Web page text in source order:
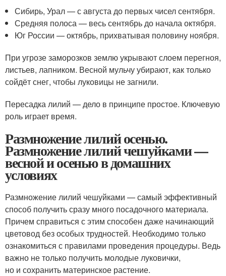
Сибирь, Урал — с августа до первых чисел сентября.
Средняя полоса — весь сентябрь до начала октября.
Юг России — октябрь, прихватывая половину ноября.
При угрозе заморозков землю укрывают слоем перегноя,
листьев, лапником. Весной мульчу убирают, как только
сойдёт снег, чтобы луковицы не загнили.
Пересадка лилий — дело в принципе простое. Ключевую
роль играет время.
Размножение лилий осенью.
Размножение лилий чешуйками —
весной и осенью в домашних
условиях
Размножение лилий чешуйками — самый эффективный
способ получить сразу много посадочного материала.
Причем справиться с этим способен даже начинающий
цветовод без особых трудностей. Необходимо только
ознакомиться с правилами проведения процедуры. Ведь
важно не только получить молодые луковички,
но и сохранить материнское растение.